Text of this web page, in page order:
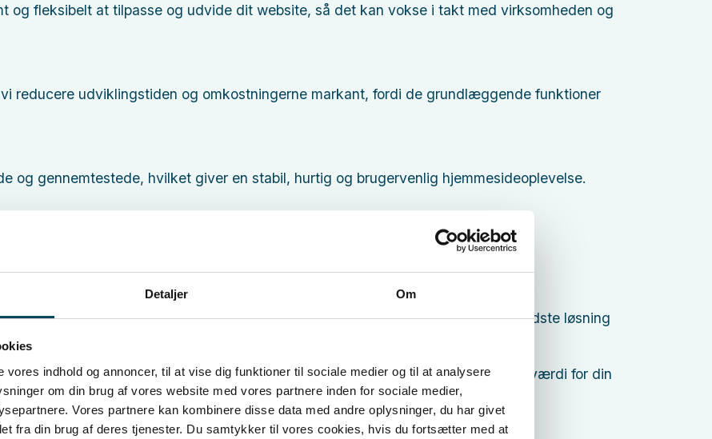
Detaljer Om
vores indhold og annoncer, til at vise dig funktioner til sociale medier og til at analysere
om din brug af vores website med vores partnere inden for sociale medier,
Vores partnere kan kombinere disse data med andre oplysninger, du har givet
fra din brug af deres tjenester. Du samtykker til vores cookies, hvis du fortsætter med at
og fleksibelt at tilpasse og udvide dit website, så det kan vokse i takt med virksomheden og
reducere udviklingstiden og omkostningerne markant, fordi de grundlæggende funktioner
og gennemtestede, hvilket giver en stabil, hurtig og brugervenlig hjemmesideoplevelse.
ikke er nok
løsning?
passer præcist til dine ønsker og forretningsmål.
specialudviklede funktioner ovenpå. Men nogle gange er det ikke den bedste løsning
I webudvikling findes der nemlig ikke en “one size fits all”.
mellem standard og custom udvikling – så du får den løsning, der giver mest værdi for din
behov og finde den rigtige vej frem.